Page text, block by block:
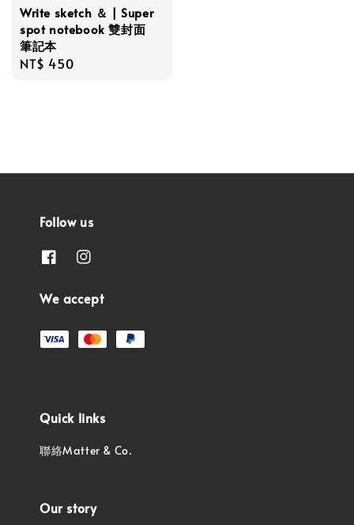
Write sketch ＆ | Super
spot notebook 雙封面
筆記本
Regular
NT$ 450
Follow us
We accept
Quick links
聯絡Matter & Co.
Our story